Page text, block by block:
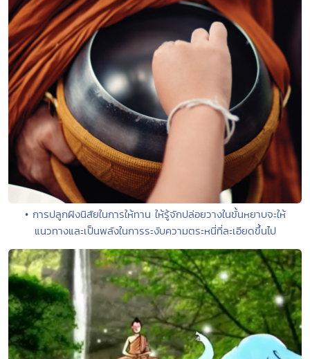
• การปลูกฝังนิสัยในการให้ทาน ให้รู้จักปล่อยวางในขั้นหยาบจะให้
แนวทางและเป็นพลังในการระงับความตระหนี่ที่ละเอียดขึ้นไป